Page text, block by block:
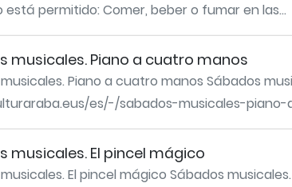
está permitido: Comer, beber o fumar en las...
musicales. Piano a cuatro manos
Piano a cuatro manos Sábados
es/-/sabados-musicales-piano-
musicales. El pincel mágico
El pincel mágico Sábados